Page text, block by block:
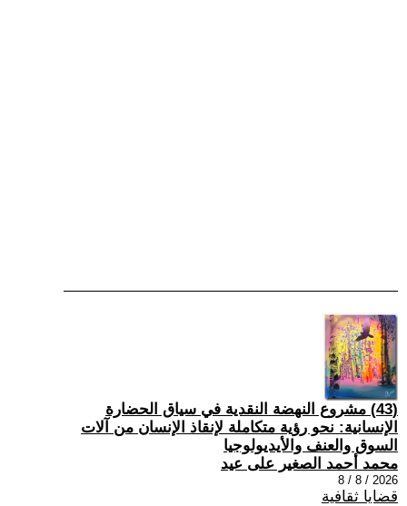
(43) مشروع النهضة النقدية في سياق الحضارة
الإنسانية: نحو رؤية متكاملة لإنقاذ الإنسان من آلات
السوق والعنف والأيديولوجيا
محمد أحمد الصغير على عيد
2026 / 8 / 8
قضايا ثقافية